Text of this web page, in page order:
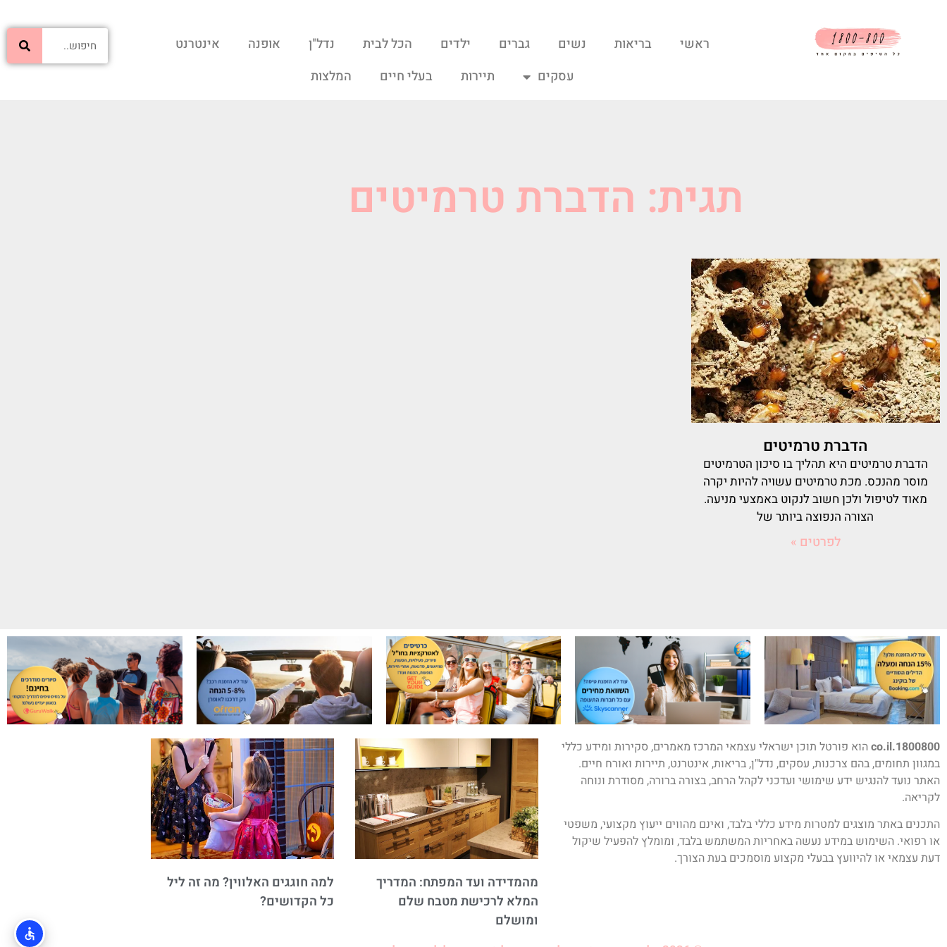
ראשי בריאות נשים גברים ילדים הכל לבית נדל"ן אופנה
אינטרנט
עסקים
תיירות בעלי חיים המלצות
תגית: הדברת טרמיטים
הדברת טרמיטים
הדברת טרמיטים היא תהליך בו סיכון הטרמיטים
מוסר מהנכס. מכת טרמיטים עשויה להיות יקרה
מאוד לטיפול ולכן חשוב לנקוט באמצעי מניעה.
הצורה הנפוצה ביותר של
לפרטים »
1800800.co.il
הוא פורטל תוכן ישראלי עצמאי המרכז מאמרים, סקירות ומידע כללי
במגוון תחומים, בהם צרכנות, עסקים, נדל"ן, בריאות, אינטרנט, תיירות ואורח חיים.
האתר נועד להנגיש ידע שימושי ועדכני לקהל הרחב, בצורה ברורה, מסודרת ונוחה
לקריאה.
התכנים באתר מוצגים למטרות מידע כללי בלבד, ואינם מהווים ייעוץ מקצועי, משפטי
או רפואי. השימוש במידע נעשה באחריות המשתמש בלבד, ומומלץ להפעיל שיקול
דעת עצמאי או להיוועץ בבעלי מקצוע מוסמכים בעת הצורך.
מהמדידה ועד המפתח: המדריך
המלא לרכישת מטבח שלם
ומושלם
למה חוגגים האלווין? מה זה ליל
כל הקדושים?